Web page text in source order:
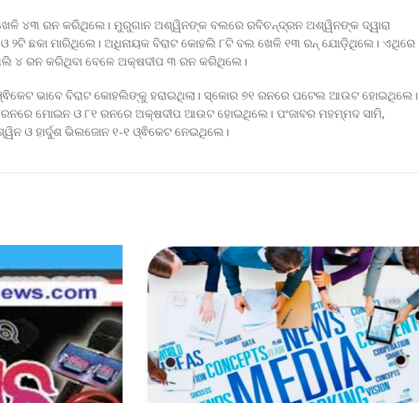
୪୩ ରନ କରିଥିଲେ। ମୁରୁଗାନ ଅଶ୍ୱିନଙ୍କ ବଲରେ ରବିଚନ୍ଦ୍ରନ ଅଶ୍ୱିନଙ୍କ ଦ୍ୱାରା
ଓ ୨ଟି ଛକା ମାରିଥିଲେ। ଅଧିନାୟକ ବିରାଟ କୋହଲି ୮ଟି ବଲ ଖେଳି ୧୩ ରନ୍‌ ଯୋଡ଼ିଥିଲେ। ଏଥିରେ
୪ ରନ କରିଥିବା ବେଳେ ଅକ୍ଷଦୀପ ୩ ରନ କରିଥିଲେ।
ଭାବେ ବିରାଟ କୋହଲିଙ୍କୁ ହରାଇଥିଲା। ସ୍କୋର ୭୧ ରନରେ ପଟେଲ ଆଉଟ ହୋଇଥିଲେ।
ରନରେ ମୋଇନ ଓ ୮୧ ରନରେ ଅକ୍ଷଦୀପ ଆଉଟ ହୋଇଥିଲେ। ପଂଜାବର ମହମ୍ମଦ ସାମି,
ଓ ହାର୍ଦୁଶ ଭିଲଜୋନ ୧-୧ ଓ୍ଵିକେଟ ନେଇଥିଲେ।